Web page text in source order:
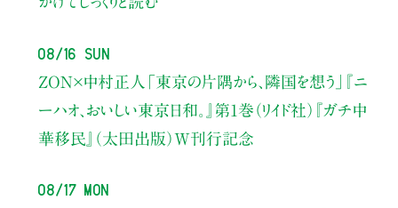
08/16 Sun
ZON×中村正人 「東京の片隅から、隣国を想う」
『ニ
ーハオ、おいしい東京日和。』第1巻（リイド社） 『ガチ中
華移民』（太田出版）W刊行記念
08/17 Mon